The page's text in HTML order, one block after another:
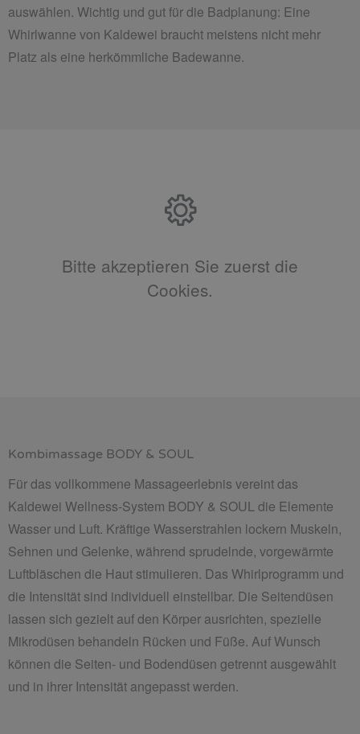
auswählen. Wichtig und gut für die Badplanung: Eine
Whirlwanne von Kaldewei braucht meistens nicht mehr
Platz als eine herkömmliche Badewanne.
Bitte akzeptieren Sie zuerst die
Cookies.
Kombimassage BODY & SOUL
Für das vollkommene Massageerlebnis vereint das
Kaldewei Wellness-System BODY & SOUL die Elemente
Wasser und Luft. Kräftige Wasserstrahlen lockern Muskeln,
Sehnen und Gelenke, während sprudelnde, vorgewärmte
Luftbläschen die Haut stimulieren. Das Whirlprogramm und
die Intensität sind individuell einstellbar. Die Seitendüsen
lassen sich gezielt auf den Körper ausrichten, spezielle
Mikrodüsen behandeln Rücken und Füße. AufWunsch
können die Seiten- und Bodendüsen getrennt ausgewählt
und in ihrer Intensität angepasst werden.